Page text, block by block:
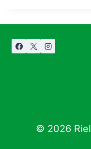
© 2026